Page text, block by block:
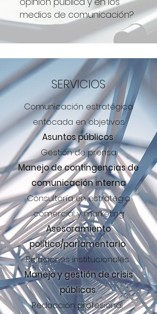
medios de comunicación?
SERVICIOS
Comunicación estratégica
enfocada en objetivos
Asuntos públicos
Gestión de prensa
Manejo de contingencias de
comunicación interna
Consultoría en estrategia
comercial y marketing
Asesoramiento
político/parlamentario
Relaciones institucionales
Manejo y gestión de crisis
públicas
Redacción profesional